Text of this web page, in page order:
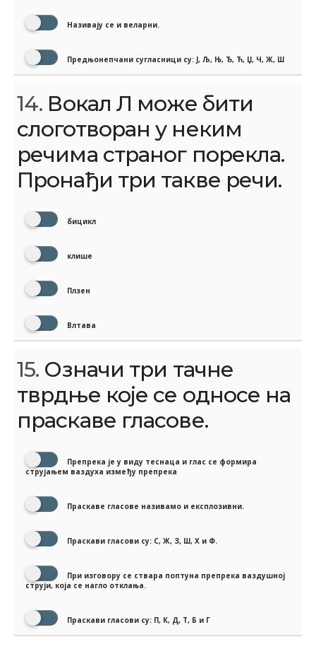
Називају се и веларни.
Предњонепчани сугласници су: Ј, Љ, Њ, Ђ, Ћ, Џ, Ч, Ж, Ш
14. Вокал Л може бити
слоготворан у неким
речима страног порекла.
Пронађи три такве речи.
бицикл
клише
Плзен
Влтава
15. Означи три тачне
тврдње које се односе на
праскаве гласове.
Препрека је у виду теснаца и глас се формира
струјањем ваздуха између препрека
Праскаве гласове називамо и експлозивни.
Праскави гласови су: С, Ж, З, Ш, Х и Ф.
При изговору се ствара поптуна препрека ваздушној
струји, која се нагло отклања.
Праскави гласови су: П, К, Д, Т, Б и Г